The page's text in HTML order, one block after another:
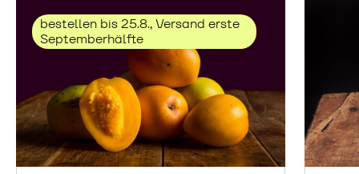
bestellen bis 25.8., Versand erste
Septemberhälfte